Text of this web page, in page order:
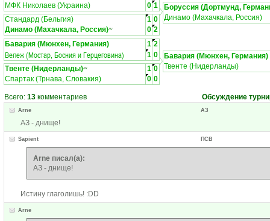
МФК Николаев (Украина)
0 1
Стандард (Бельгия)
1 0
Динамо (Махачкала, Россия)ЛЧ 0 2
Боруссия (Дортмунд,
Динамо (Махачкала, Россия)
Бавария (Мюнхен, Германия) 1 2
Вележ (Мостар, Босния и Герцеговина) 1 0
Твенте (Нидерланды)ЛЧ 1 0
Спартак (Трнава, Словакия)
0 0
Бавария (Мюнхен, Германия)
Твенте (Нидерланды)
Всего: 13 комментариев Обсуждение
Arne АЗ
АЗ - днище!
Sapient ПСВ
Arne писал(а):
АЗ - днище!
Истину глаголишь! :DD
Arne